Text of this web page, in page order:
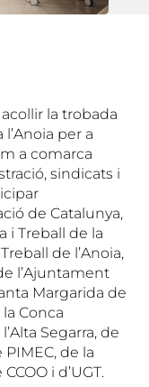
acollir la trobada
per a
a comarca
sindicats i
de Catalunya,
i Treball de la
de l’Anoia,
l’Ajuntament
Margarida de
Conca
Segarra, de
PIMEC, de la
i d’UGT.